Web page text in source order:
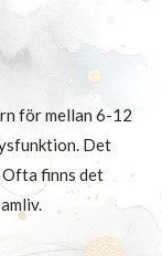
för mellan 6-12
Det
finns det